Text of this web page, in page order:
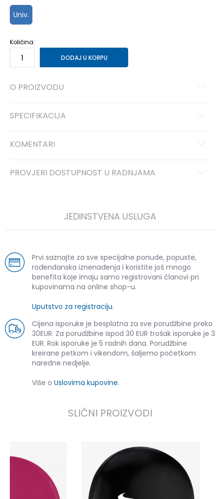
Univ.
Količina:
DODAJ U KORPU
O PROIZVODU
SPECIFIKACIJA
KOMENTARI
PROVJERI DOSTUPNOST U RADNJAMA
JEDINSTVENA USLUGA
Prvi saznajte za sve specijalne ponude, popuste,
rođendanska iznenađenja i koristite još mnogo
benefita koje imaju samo registrovani članovi pri
kupovinama na online shop-u.
Uputstvo za registraciju.
Cijena isporuke je besplatna za sve porudžbine preko
30EUR. Za porudžbine ispod 30 EUR trošak isporuke je 3
EUR. Rok isporuke je 5 radnih dana. Porudžbine
kreirane petkom i vikendom, šaljemo početkom
naredne nedjelje.
Više o Uslovima kupovine.
SLIČNI PROIZVODI